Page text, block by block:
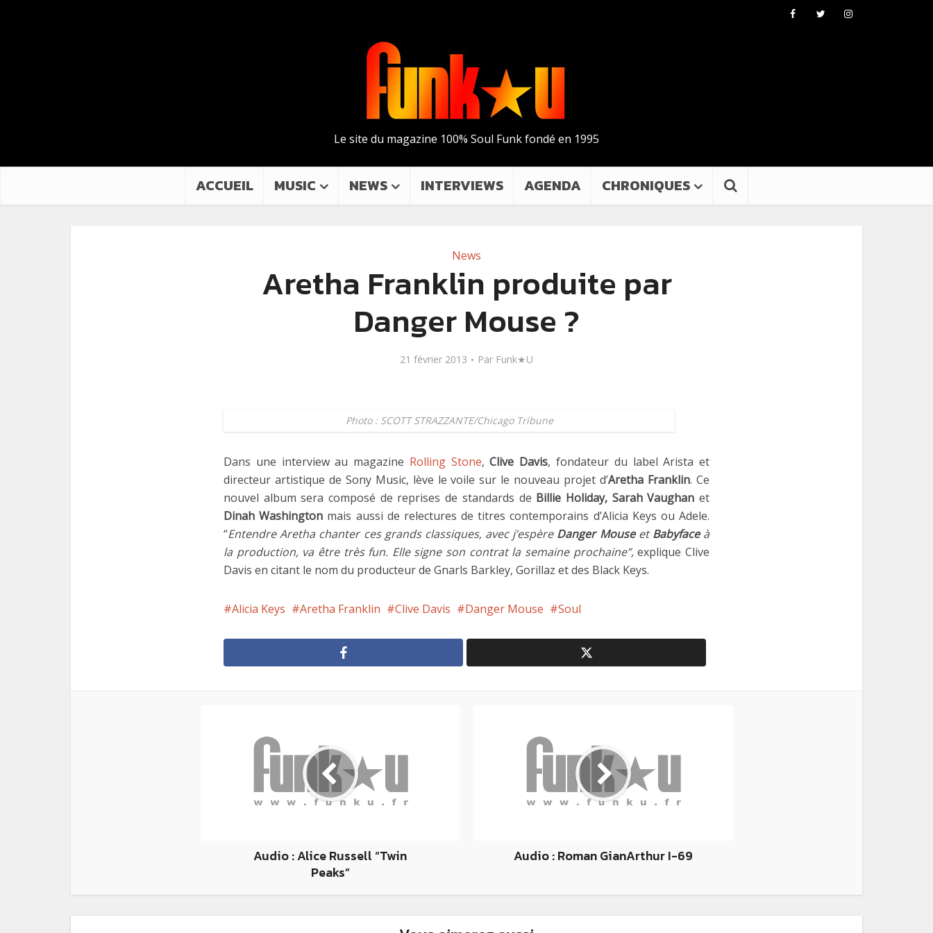
Le site du magazine 100% Soul Funk fondé en 1995
ACCUEIL MUSIC NEWS INTERVIEWS AGENDA CHRONIQUES
News
Aretha Franklin produite par
Danger Mouse ?
21 février 2013 Par Funk★U
Photo : SCOTT STRAZZANTE/Chicago Tribune
Dans une interview au magazine Rolling Stone,Clive Davis, fondateur du label Arista et
directeur artistique de Sony Music, lève le voile sur le nouveau projet d’Aretha Franklin. Ce
nouvel album sera composé de reprises de standards de Billie Holiday, Sarah Vaughan et
Dinah Washington mais aussi de relectures de titres contemporains d’Alicia Keys ou Adele.
“Entendre Aretha chanter ces grands classiques, avec j’espère Danger MouseetBabyfaceà
la production, va être très fun. Elle signe son contrat la semaine prochaine”,explique Clive
Davis en citant le nom du producteur de Gnarls Barkley, Gorillaz et des Black Keys.
Alicia Keys Aretha Franklin Clive Davis Danger Mouse Soul
Audio : Alice Russell “Twin
Peaks”
Audio : Roman GianArthur I-69